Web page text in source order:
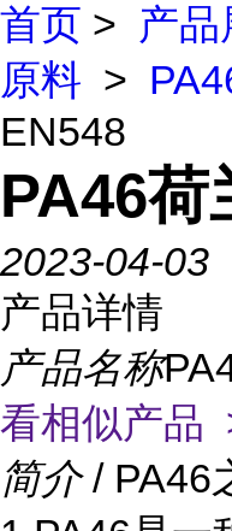
首页 > 产品
原料 >
EN548
PA46荷
2023-04-03
产品详情
产品名称
看相似产品
简介 / PA46